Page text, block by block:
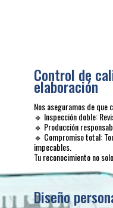
Control de
elaboración
Nos aseguramos de
🔹 Inspección doble:
🔹 Producción
🔹 Compromiso total:
impecables.
Tu reconocimiento no
Diseño